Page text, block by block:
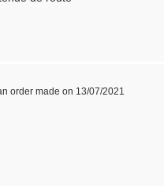
order made on 13/07/2021